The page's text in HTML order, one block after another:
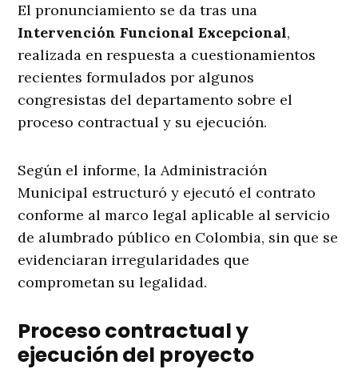
El pronunciamiento se da tras una
Intervención Funcional Excepcional,
realizada en respuesta a cuestionamientos
recientes formulados por algunos
congresistas del departamento sobre el
proceso contractual y su ejecución.
Según el informe, la Administración
Municipal estructuró y ejecutó el contrato
conforme al marco legal aplicable al servicio
de alumbrado público en Colombia, sin que se
evidenciaran irregularidades que
comprometan su legalidad.
Proceso contractual y
ejecución del proyecto